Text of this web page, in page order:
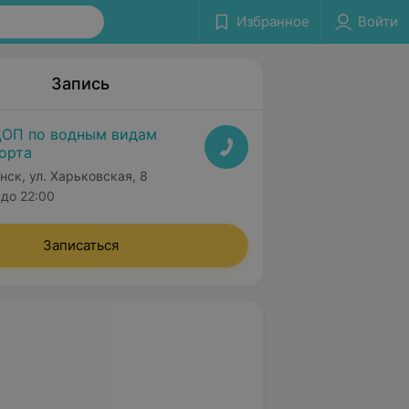
Избранное Войти
Запись
по водным видам
ул. Харьковская, 8
до 22:00
Записаться